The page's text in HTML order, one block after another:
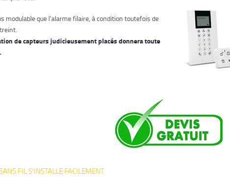
modulable que l’alarme filaire, à condition toutefois de
de capteurs judicieusement placés donnera toute
FIL S'INSTALLE FACILEMENT